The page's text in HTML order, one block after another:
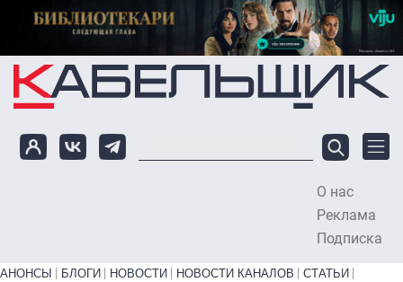
Перейти к основному содержанию
О нас
Реклама
Подписка
Primary links bottom
АНОНСЫ БЛОГИ НОВОСТИ НОВОСТИ КАНАЛОВ
СТАТЬИ